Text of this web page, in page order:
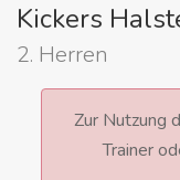
Kickers
2. Herren
Zur Nutzung
Trainer